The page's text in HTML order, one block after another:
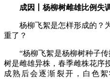
成因丨杨柳树雌雄比例失
杨柳飞絮是怎样形成的？
重了？
“杨柳飞絮是杨柳树种子传
树是雌雄异株，春季雌株花序
成熟后会逐渐裂开，白色